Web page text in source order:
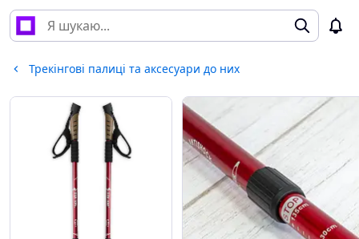
Трекінгові палиці та аксесуари до них